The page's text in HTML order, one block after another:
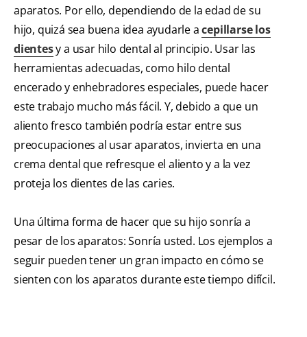
aparatos. Por ello, dependiendo de la edad de su
hijo, quizá sea buena idea ayudarle acepillarse los
dientesy a usar hilo dental al principio. Usar las
herramientas adecuadas, como hilo dental
encerado y enhebradores especiales, puede hacer
este trabajo mucho más fácil. Y, debido a que un
aliento fresco también podría estar entre sus
preocupaciones al usar aparatos, invierta en una
crema dental que refresque el aliento y a la vez
proteja los dientes de las caries.
Una última forma de hacer que su hijo sonría a
pesar de los aparatos: Sonría usted. Los ejemplos a
seguir pueden tener un gran impacto en cómo se
sienten con los aparatos durante este tiempo difícil.